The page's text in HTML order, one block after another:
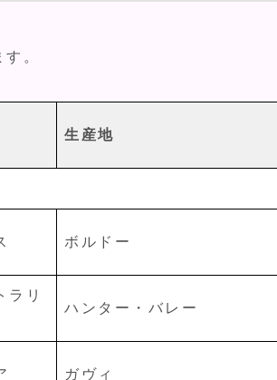
。
生産地
ボルドー
ラリ
ハンター・バレー
ガヴィ